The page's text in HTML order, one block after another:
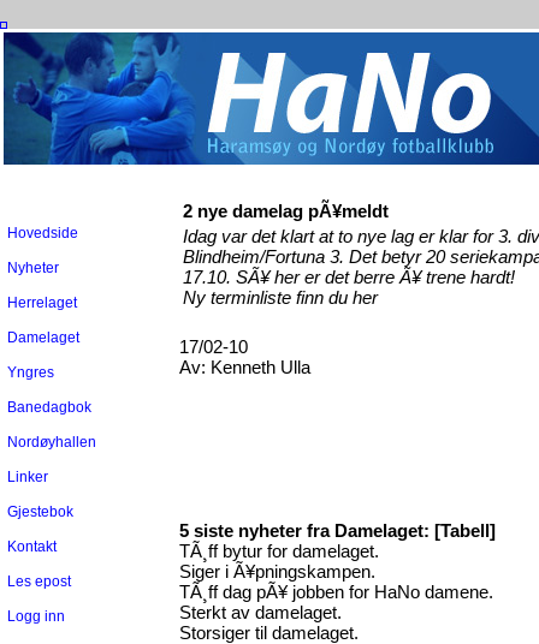
Hovedside
Nyheter
Herrelaget
Damelaget
Yngres
Banedagbok
Nordøyhallen
Linker
Gjestebok
Kontakt
Les epost
Logg inn
2 nye damelag pÃ¥meldt
Idag var det klart at to nye lag er klar for 3.
Blindheim/Fortuna 3. Det betyr 20
17.10. SÃ¥ her er det berre Ã¥ trene hardt!
Ny terminliste finn du her
17/02-10
Av: Kenneth Ulla
5 siste nyheter fra Damelaget: [Tabell]
TÃ¸ff bytur for damelaget.
Siger i Ã¥pningskampen.
TÃ¸ff dag pÃ¥ jobben for HaNo damene.
Sterkt av damelaget.
Storsiger til damelaget.